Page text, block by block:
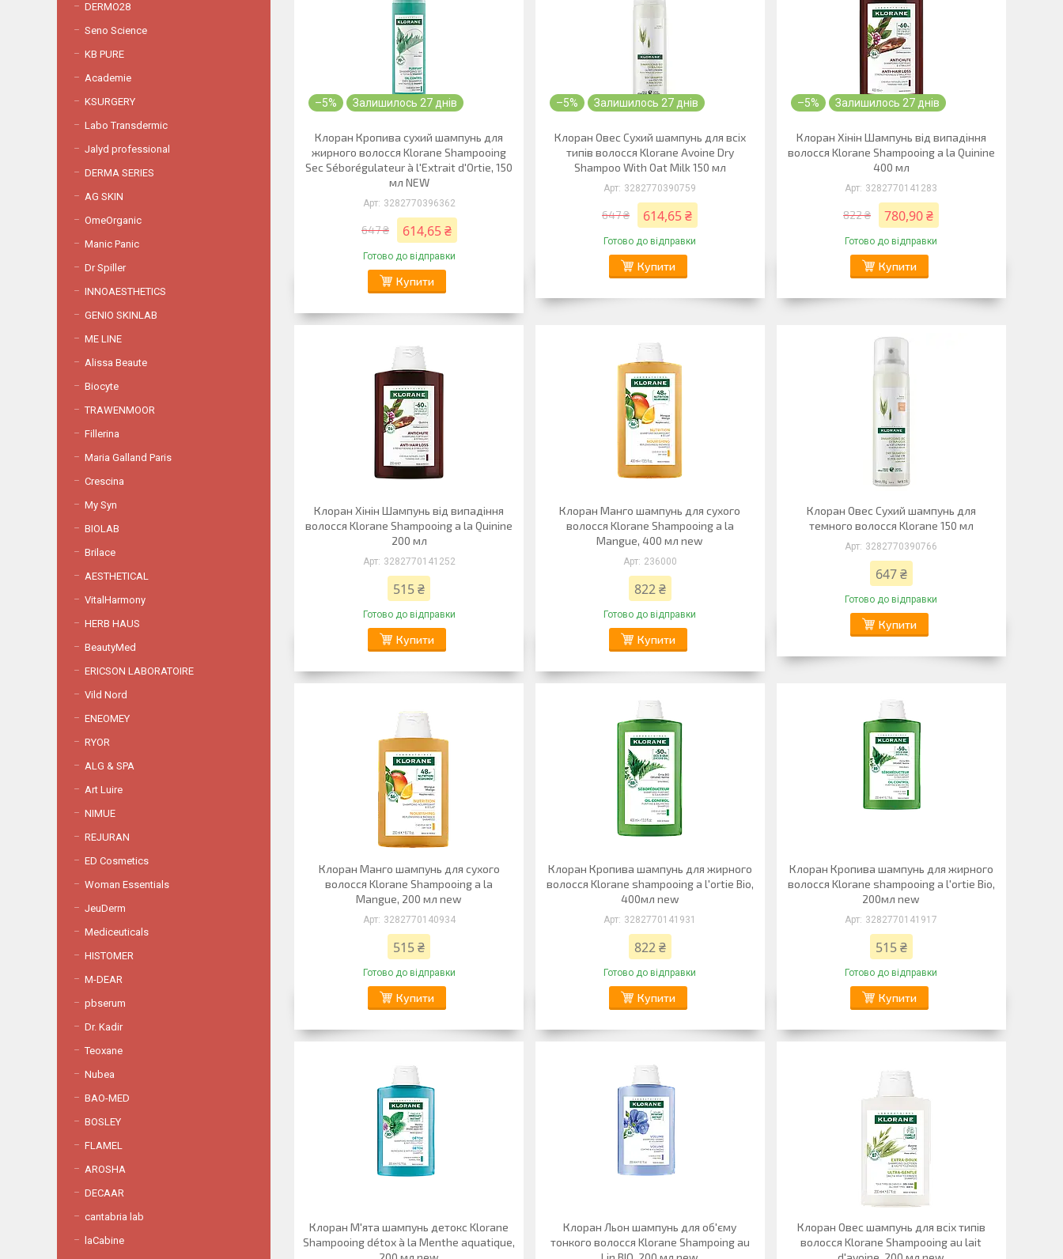
–5% Залишилось 27 днів
Клоран Кропива сухий шампунь для
жирного волосся Klorane Shampooing
Sec Séborégulateur à l'Extrait d'Ortie, 150
мл NEW
3282770396362
647 ₴ 614,65 ₴
Готово до відправки
Купити
–5% Залишилось 27 днів
Клоран Овес Сухий шампунь для всіх
типів волосся Klorane Avoine Dry
Shampoo With Oat Milk 150 мл
3282770390759
647 ₴ 614,65 ₴
Готово до відправки
Купити
–5% Залишилось 27 днів
Клоран Хінін Шампунь від випадіння
волосся Klorane Shampooing a la Quinine
400 мл
3282770141283
822 ₴ 780,90 ₴
Готово до відправки
Купити
Клоран Хінін Шампунь від випадіння
волосся Klorane Shampooing a la Quinine
200 мл
3282770141252
515 ₴
Готово до відправки
Купити
Клоран Манго шампунь для сухого
волосся Klorane Shampooing a la
Mangue, 400 мл new
236000
822 ₴
Готово до відправки
Купити
Клоран Овес Сухий шампунь для
темного волосся Klorane 150 мл
3282770390766
647 ₴
Готово до відправки
Купити
Клоран Манго шампунь для сухого
волосся Klorane Shampooing a la
Mangue, 200 мл new
3282770140934
515 ₴
Готово до відправки
Купити
Клоран Кропива шампунь для жирного
волосся Klorane shampooing a l'ortie Bio,
400мл new
3282770141931
822 ₴
Готово до відправки
Купити
Клоран Кропива шампунь для жирного
волосся Klorane shampooing a l'ortie Bio,
200мл new
3282770141917
515 ₴
Готово до відправки
Купити
Клоран М'ята шампунь детокс Klorane
Shampooing détox à la Menthe aquatique,
Клоран Льон шампунь для об'єму
тонкого волосся Klorane Shampoing au
Клоран Овес шампунь для всіх типів
волосся Klorane Shampooing au lait
DERMO28
Seno Science
KB PURE
Academie
KSURGERY
Labo Transdermic
Jalyd professional
DERMA SERIES
AG SKIN
OmeOrganic
Manic Panic
Dr Spiller
INNOAESTHETICS
GENIO SKINLAB
ME LINE
Alissa Beaute
Biocyte
TRAWENMOOR
Fillerina
Maria Galland Paris
Crescina
My Syn
BIOLAB
Brilace
AESTHETICAL
VitalHarmony
HERB HAUS
BeautyMed
ERICSON LABORATOIRE
Vild Nord
ENEOMEY
RYOR
ALG & SPA
Art Luire
NIMUE
REJURAN
ED Cosmetics
Woman Essentials
JeuDerm
Mediceuticals
HISTOMER
M-DEAR
pbserum
Dr. Kadir
Teoxane
Nubea
BAO-MED
BOSLEY
FLAMEL
AROSHA
DECAAR
cantabria lab
laCabine